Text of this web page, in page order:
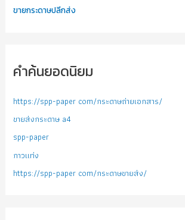
ขายกระดาษปลีกส่ง
คำค้นยอดนิยม
https://spp-paper com/กระดาษถ่ายเอกสาร/
ขายส่งกระดาษ a4
spp-paper
กาวแท่ง
https://spp-paper com/กระดาษขายส่ง/